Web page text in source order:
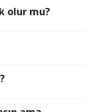
olur mu?